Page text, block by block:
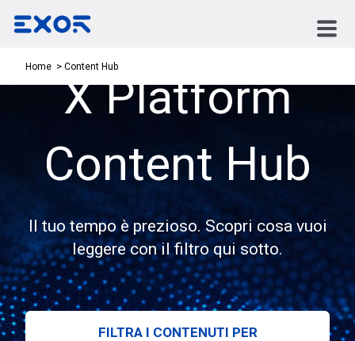
Home Content Hub
X Platform
Content Hub
Il tuo tempo è prezioso. Scopri cosa vuoi
leggere con il filtro qui sotto.
FILTRA I CONTENUTI PER